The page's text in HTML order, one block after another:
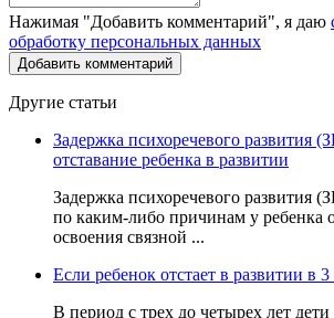
Нажимая "Добавить комментарий", я даю
обработку персональных данных
Другие статьи
Задержка психоречевого развития
отставание ребенка в развитии
Задержка психоречевого развития
по каким-либо причинам у ребенка
освоения связной ...
Если ребенок отстает в развитии в 3
В период с трех до четырех лет